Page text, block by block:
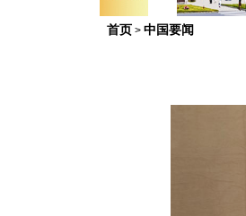
首页 > 中国要闻